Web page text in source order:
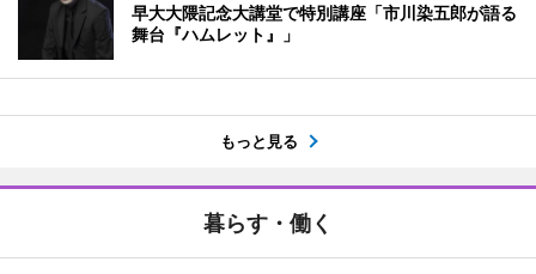
早大大隈記念大講堂で特別講座「市川染五郎が語る
舞台『ハムレット』」
もっと見る
暮らす・働く